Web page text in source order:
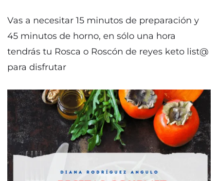
Vas a necesitar 15 minutos de preparación y
45 minutos de horno, en sólo una hora
tendrás tu Rosca o Roscón de reyes keto list@
para disfrutar